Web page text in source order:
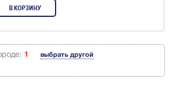
В КОРЗИНУ
1 выбрать другой